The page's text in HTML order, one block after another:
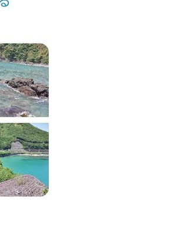
のボーカルさん、客席ダイブした結
まう…
る「こんなに金取るのかよ！？」っ
行きたい